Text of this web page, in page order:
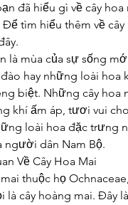
đã hiểu gì về cây
Để tìm hiểu thêm về
là mùa của sự sống
đào hay những loài
biệt. Những cây hoa
khí ấm áp, tươi vui
loài hoa đặc trưng
người dân Nam Bộ.
Về Cây Hoa Mai
thuộc họ
là cây hoàng mai. Đây